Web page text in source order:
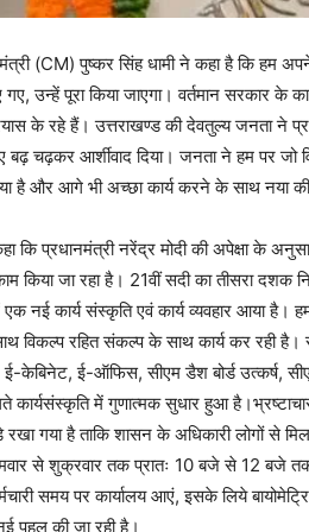
(CM) पुष्कर सिंह धामी ने कहा है कि हम
गए, उन्हें पूरा किया जाएगा। वर्तमान सरकार के
के रहे हैं। उत्तराखण्ड की देवतुल्य जनता ने
बढ़ चढ़कर आर्शीवाद दिया। जनता ने हम पर जो
है और आगे भी अच्छा कार्य करने के साथ नया
कि प्रधानमंत्री नरेंद्र मोदी की अपेक्षा के
किया जा रहा है। 21वीं सदी का तीसरा दशक
नई कार्य संस्कृति एवं कार्य व्यवहार आया है।
विकल्प रहित संकल्प के साथ कार्य कर रही
ई-केबिनेट, ई-ऑफिस, सीएम डैश बोर्ड उत्कर्ष,
कार्यसंस्कृति में गुणात्मक सुधार हुआ
रखा गया है ताकि शासन के अधिकारी लोगों से
से शुक्रवार तक प्रातः 10 बजे से 12 बजे
समय पर कार्यालय आएं, इसके लिये
पहल की जा रही है।